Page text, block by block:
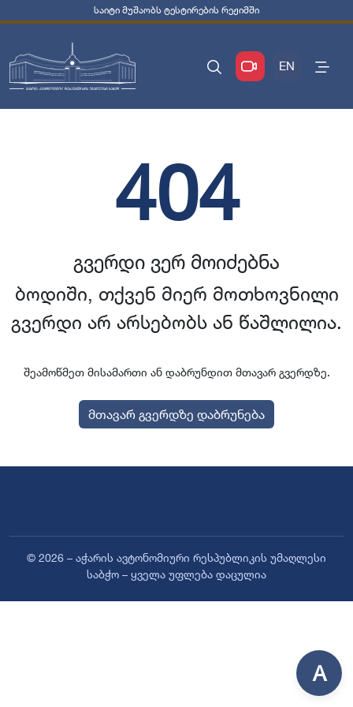
საიტი მუშაობს ტესტირების რეჟიმში
EN
404
გვერდი ვერ მოიძებნა
ბოდიში, თქვენ მიერ მოთხოვნილი
გვერდი არ არსებობს ან წაშლილია.
შეამოწმეთ მისამართი ან დაბრუნდით მთავარ გვერდზე.
მთავარ გვერდზე დაბრუნება
© 2026 – აჭარის ავტონომიური რესპუბლიკის უმაღლესი
საბჭო – ყველა უფლება დაცულია
A